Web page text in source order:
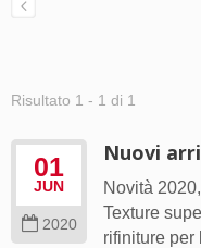
Risultato 1 - 1 di 1
01
JUN
2020
Nuovi
Novità
Texture
rifiniture per